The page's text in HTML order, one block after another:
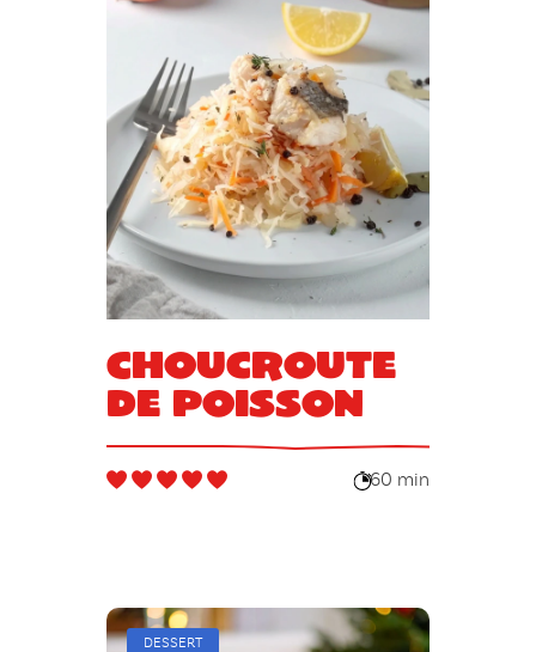
Choucroute
de poisson
60 min
DESSERT